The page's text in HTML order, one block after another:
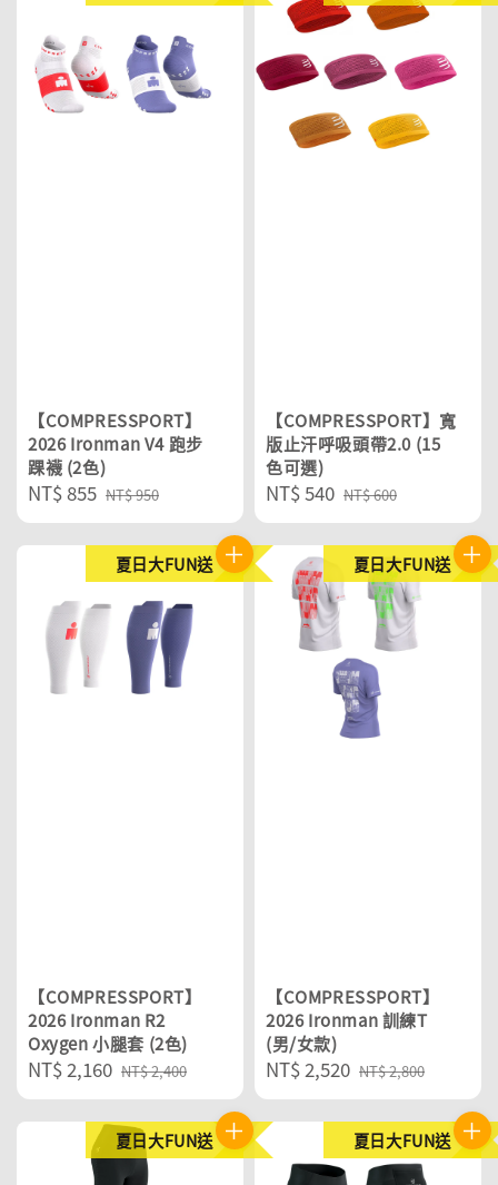
【COMPRESSPORT】
2026 Ironman V4 跑步
踝襪 (2色)
Sale
price
NT$ 855 Regular
price
NT$ 950
【COMPRESSPORT】寬
版止汗呼吸頭帶2.0 (15
色可選)
Sale
price
NT$ 540 Regular
price
NT$ 600
夏日大FUN送
【COMPRESSPORT】
2026 Ironman R2
Oxygen 小腿套 (2色)
Sale
price
NT$ 2,160 Regular
price
NT$ 2,400
夏日大FUN送
【COMPRESSPORT】
2026 Ironman 訓練T
(男/女款)
Sale
price
NT$ 2,520 Regular
price
NT$ 2,800
夏日大FUN送 夏日大FUN送